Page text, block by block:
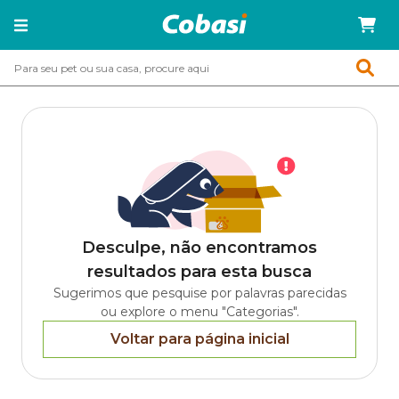
Desculpe, não encontramos
resultados para esta busca
Sugerimos que pesquise por palavras parecidas
ou explore o menu "Categorias".
Voltar para página inicial